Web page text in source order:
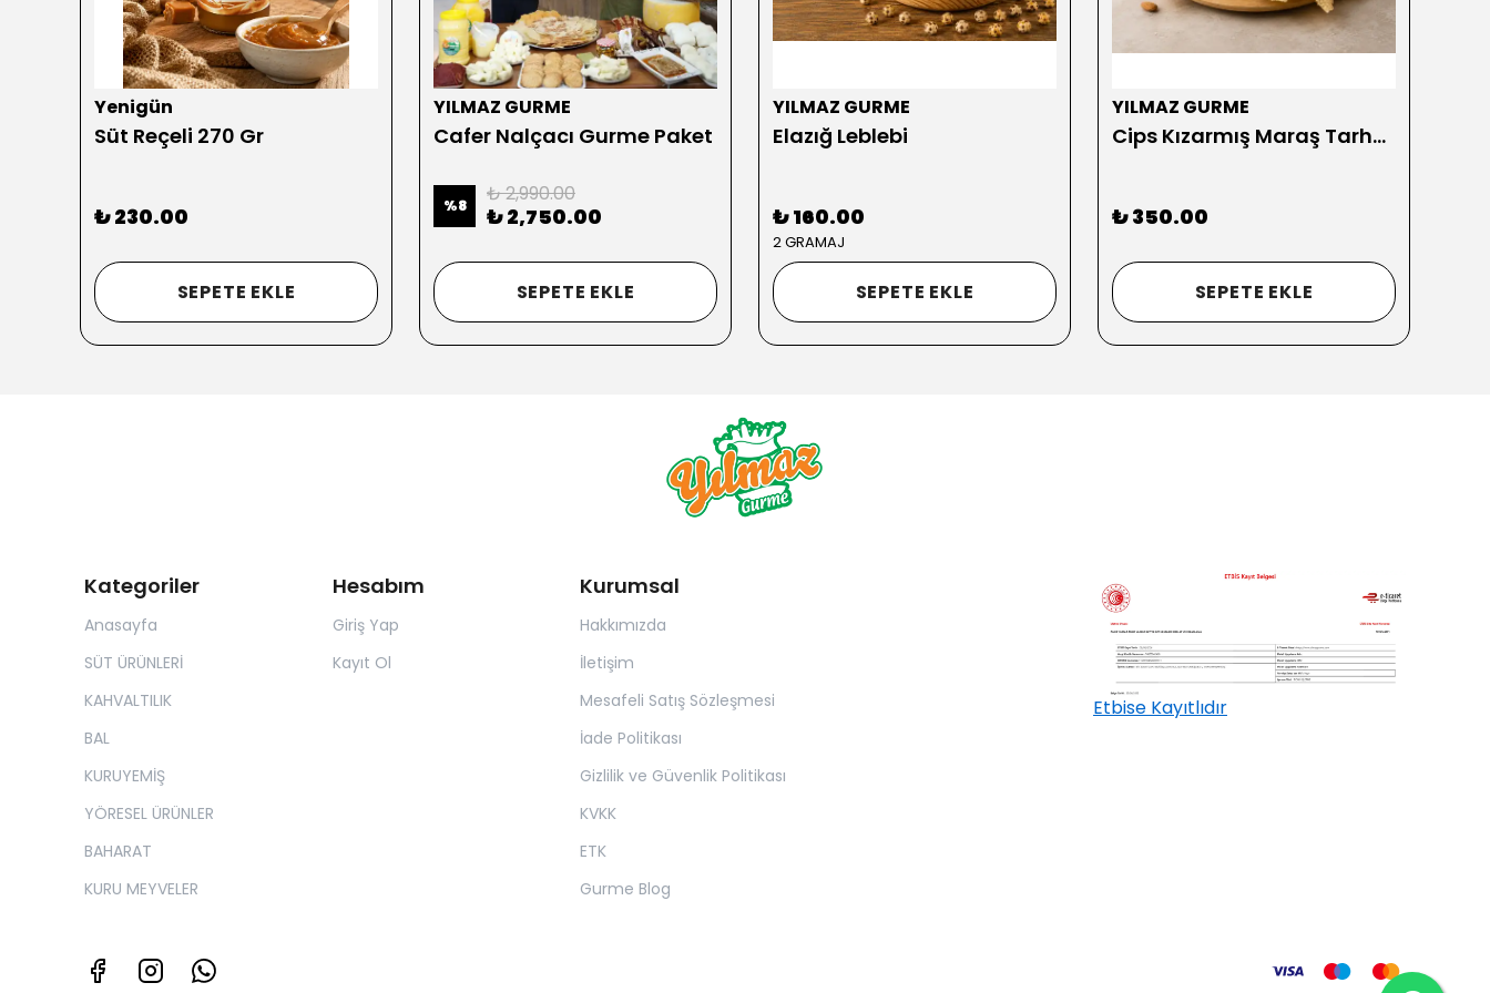
Yenigün
Süt Reçeli 270 Gr
₺ 230.00
SEPETE EKLE
YILMAZ GURME
Cafer Nalçacı Gurme Paket
%8 ₺ 2,990.00
₺ 2,750.00
SEPETE EKLE
YILMAZ GURME
Elazığ Leblebi
₺ 160.00
2 GRAMAJ
SEPETE EKLE
YILMAZ GURME
Cips Kızarmış Maraş Tarhanası 500 gr
₺ 350.00
SEPETE EKLE
Kategoriler
Anasayfa
SÜT ÜRÜNLERİ
KAHVALTILIK
BAL
KURUYEMİŞ
YÖRESEL ÜRÜNLER
BAHARAT
KURU MEYVELER
Hesabım
Giriş Yap
Kayıt Ol
Kurumsal
Hakkımızda
İletişim
Mesafeli Satış Sözleşmesi
İade Politikası
Gizlilik ve Güvenlik Politikası
KVKK
ETK
Gurme Blog
Etbise Kayıtlıdır